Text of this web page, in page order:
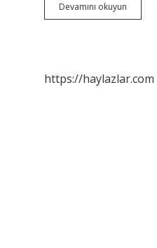
Devamını okuyun
Kpss
https://haylazlar.com